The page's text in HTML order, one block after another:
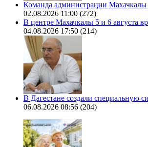
Команда администрации Махачкалы
02.08.2026 11:00 (272)
В центре Махачкалы 5 и 6 августа
04.08.2026 17:50 (214)
В Дагестане создали специальную
06.08.2026 08:56 (204)